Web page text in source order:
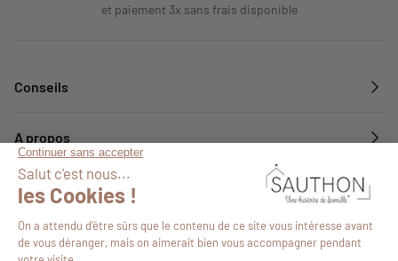
et paiement 3x sans frais disponible
Conseils
A propos
Services
Suivez-nous